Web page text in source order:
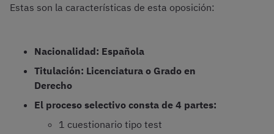
Estas son la características de esta oposición:
Nacionalidad: Española
Titulación: Licenciatura o Grado en
Derecho
El proceso selectivo consta de 4 partes:
1 cuestionario tipo test